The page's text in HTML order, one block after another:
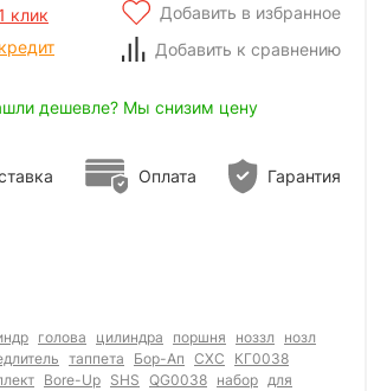
клик
Добавить в избранное
Добавить к сравнению
дешевле? Мы снизим цену
Оплата Гарантия
голова цилиндра поршня ноззл
нозл
таппета Бор-Ап СХС
КГ0038
Bore-Up SHS QG0038 набор для